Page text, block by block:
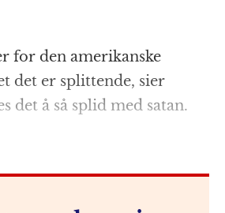
for den amerikanske
det er splittende, sier
det å så splid med satan.